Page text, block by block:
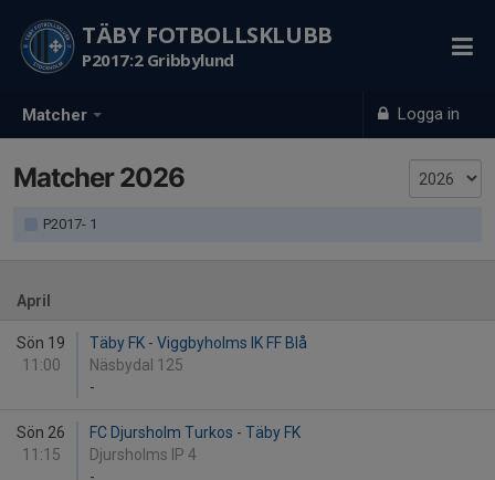
Matcher Logga in
TÄBY FOTBOLLSKLUBB
P2017:2 Gribbylund
Matcher 2026
P2017- 1
April
Sön 19
11:00
Täby FK - Viggbyholms IK FF Blå
Näsbydal 125
-
Sön 26
11:15
FC Djursholm Turkos - Täby FK
Djursholms IP 4